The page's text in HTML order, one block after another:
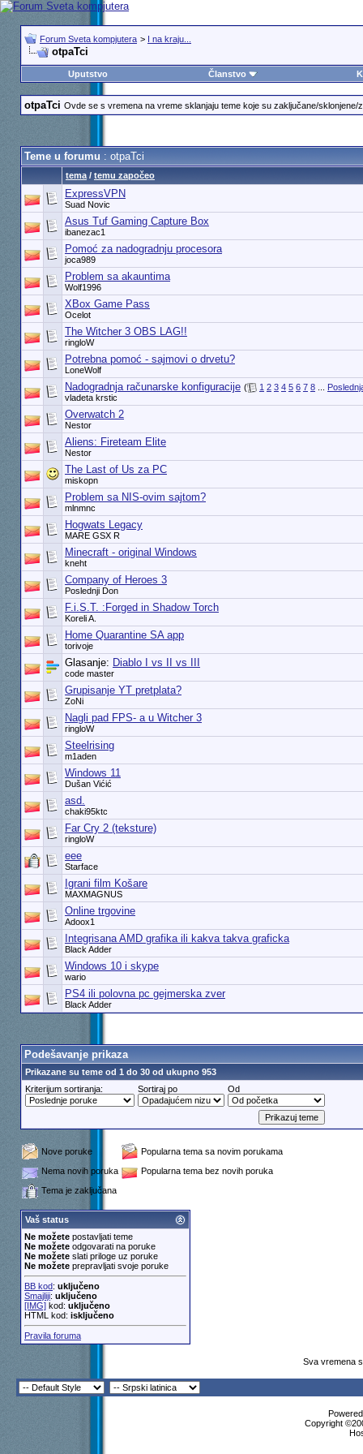
Forum Sveta kompjutera > I na kraju...
otpaTci
Uputstvo Članstvo
otpaTci Ovde se s vremena na vreme sklanjaju teme koje su zaključane/
Teme u forumu: otpaTci
tema/ temu započeo
ExpressVPN
Suad Novic
Asus Tuf Gaming Capture Box
ibanezac1
Pomoć za nadogradnju procesora
joca989
Problem sa akauntima
Wolf1996
XBox Game Pass
Ocelot
The Witcher 3 OBS LAG!!
ringloW
Potrebna pomoć - sajmovi o drvetu?
LoneWolf
Nadogradnja računarske konfiguracije ( 1 2 3 4 5 6 7 8...
vladeta krstic
Overwatch 2
Nestor
Aliens: Fireteam Elite
Nestor
The Last of Us za PC
miskopn
Problem sa NIS-ovim sajtom?
mlnmnc
Hogwats Legacy
MARE GSX R
Minecraft - original Windows
kneht
Company of Heroes 3
Poslednji Don
F.i.S.T. :Forged in Shadow Torch
Koreli A.
Home Quarantine SA app
torivoje
Glasanje: Diablo I vs II vs III
code master
Grupisanje YT pretplata?
ZoNi
Nagli pad FPS- a u Witcher 3
ringloW
Steelrising
m1aden
Windows 11
Dušan Vićić
asd.
chaki95ktc
Far Cry 2 (teksture)
ringloW
eee
Starface
Igrani film Košare
MAXMAGNUS
Online trgovine
Adoox1
Integrisana AMD grafika ili kakva takva graficka
Black Adder
Windows 10 i skype
wario
PS4 ili polovna pc gejmerska zver
Black Adder
Podešavanje prikaza
Prikazane su teme od 1 do 30 od ukupno 953
Kriterijum sortiranja:
Sortiraj po Od
Nove poruke
Popularna tema sa novim porukama
Nema novih poruka
Popularna tema bez novih poruka
Tema je zaključana
Vaš status
Ne možetepostavljati teme
Ne možeteodgovarati na poruke
Ne možeteslati priloge uz poruke
Ne možeteprepravljati svoje poruke
BB kod: uključeno
Smajliji: uključeno
[IMG]kod: uključeno
HTML kod: isključeno
Pravila foruma
Sva vremena
Copyright